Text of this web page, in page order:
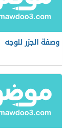
وصفة الجزر للوجه